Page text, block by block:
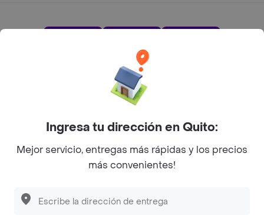
Google play
Categorías
Ingresa tu dirección en Quito:
Mejor servicio, entregas más rápidas y los precios
más convenientes!